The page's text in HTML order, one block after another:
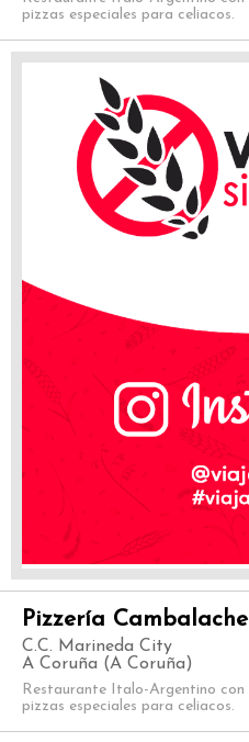
pizzas especiales para celiacos.
Pizzería Cambalache
C.C. Marineda City
A Coruña (A Coruña)
Restaurante Italo-Argentino con
pizzas especiales para celiacos.